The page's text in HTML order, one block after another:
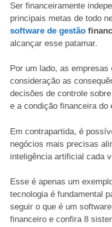
Ser financeiramente
principais metas de todo
software de gestão
alcançar esse patamar.
Por um lado, as
consideração as
decisões de controle
e a condição financeira do
Em contrapartida, é
negócios mais precisas
inteligência artificial cada
Esse é apenas um
tecnologia é fundamental
seguir o que é um
financeiro e confira 8